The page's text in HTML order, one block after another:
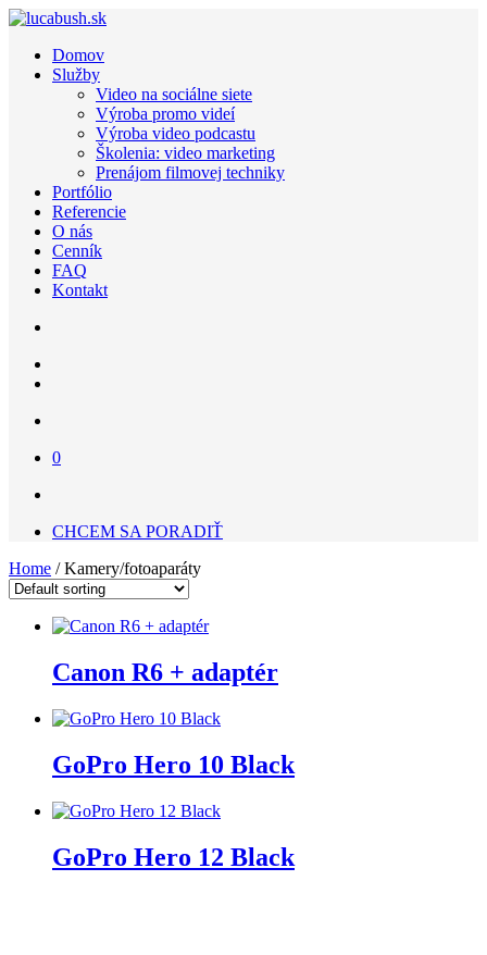
Domov
Služby
Video na sociálne siete
Výroba promo videí
Výroba video podcastu
Školenia: video marketing
Prenájom filmovej techniky
Portfólio
Referencie
O nás
Cenník
FAQ
Kontakt
0
CHCEM SA PORADIŤ
Home / Kamery/fotoaparáty
Canon R6 + adaptér
GoPro Hero 10 Black
GoPro Hero 12 Black